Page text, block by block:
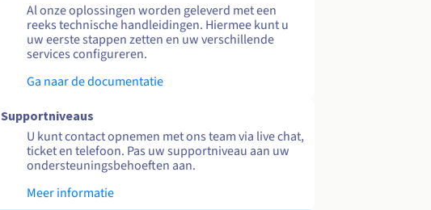
Al onze oplossingen worden geleverd met een
reeks technische handleidingen. Hiermee kunt u
uw eerste stappen zetten en uw verschillende
services configureren.
Ga naar de documentatie
Supportniveaus
U kunt contact opnemen met ons team via live chat,
ticket en telefoon. Pas uw supportniveau aan uw
ondersteuningsbehoeften aan.
Meer informatie